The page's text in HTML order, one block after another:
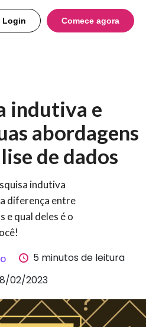
Login Comece agora
indutiva e
abordagens
de dados
indutiva
diferença entre
e qual deles é o
5 minutos de leitura
02/2023